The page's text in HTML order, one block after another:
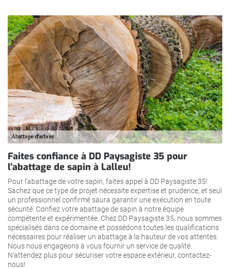
Faites confiance à DD Paysagiste 35 pour
l’abattage de sapin à Lalleu!
Pour l’abattage de votre sapin, faites appel à DD Paysagiste 35!
Sachez que ce type de projet nécessite expertise et prudence, et seul
un professionnel confirmé saura garantir une exécution en toute
sécurité. Confiez votre abattage de sapin à notre équipe
compétente et expérimentée. Chez DD Paysagiste 35, nous sommes
spécialisés dans ce domaine et possédons toutes les qualifications
nécessaires pour réaliser un abattage à la hauteur de vos attentes.
Nous nous engageons à vous fournir un service de qualité.
N'attendez plus pour sécuriser votre espace extérieur, contactez-
nous!